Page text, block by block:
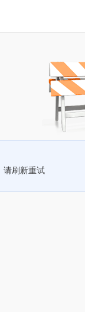
请刷新重试